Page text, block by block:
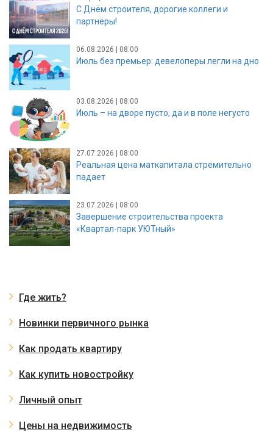
С Днём строителя, дорогие коллеги и
партнёры!
06.08.2026 | 08:00
Июль без премьер: девелоперы легли на дно
03.08.2026 | 08:00
Июль – на дворе пусто, да и в поле негусто
27.07.2026 | 08:00
Реальная цена маткапитала стремительно
падает
23.07.2026 | 08:00
Завершение строительства проекта
«Квартал-парк УЮТный»
Где жить?
Новинки первичного рынка
Как продать квартиру
Как купить новостройку
Личный опыт
Цены на недвижимость